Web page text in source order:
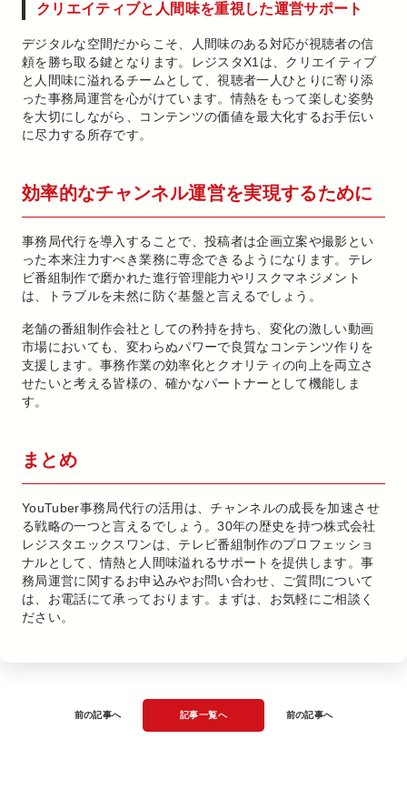
クリエイティブと人間味を重視した運営サポート
デジタルな空間だからこそ、人間味のある対応が視聴者の信
頼を勝ち取る鍵となります。レジスタX1は、クリエイティブ
と人間味に溢れるチームとして、視聴者一人ひとりに寄り添
った事務局運営を心がけています。情熱をもって楽しむ姿勢
を大切にしながら、コンテンツの価値を最大化するお手伝い
に尽力する所存です。
効率的なチャンネル運営を実現するために
事務局代行を導入することで、投稿者は企画立案や撮影とい
った本来注力すべき業務に専念できるようになります。テレ
ビ番組制作で磨かれた進行管理能力やリスクマネジメント
は、トラブルを未然に防ぐ基盤と言えるでしょう。
老舗の番組制作会社としての矜持を持ち、変化の激しい動画
市場においても、変わらぬパワーで良質なコンテンツ作りを
支援します。事務作業の効率化とクオリティの向上を両立さ
せたいと考える皆様の、確かなパートナーとして機能しま
す。
まとめ
YouTuber事務局代行の活用は、チャンネルの成長を加速させ
る戦略の一つと言えるでしょう。30年の歴史を持つ株式会社
レジスタエックスワンは、テレビ番組制作のプロフェッショ
ナルとして、情熱と人間味溢れるサポートを提供します。事
務局運営に関するお申込みやお問い合わせ、ご質問について
は、お電話にて承っております。まずは、お気軽にご相談く
ださい。
前の記事へ 記事一覧へ 前の記事へ